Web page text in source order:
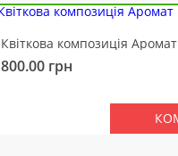
Квіткова композиція Аромат
800.00 грн